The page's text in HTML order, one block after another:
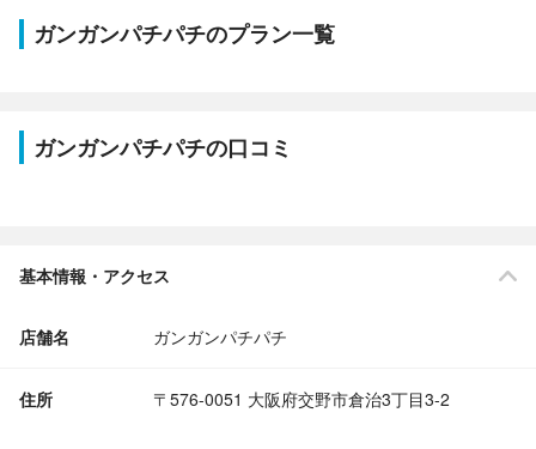
ガンガンパチパチのプラン一覧
ガンガンパチパチの口コミ
基本情報・アクセス
店舗名 ガンガンパチパチ
住所 〒576-0051 大阪府交野市倉治3丁目3-2